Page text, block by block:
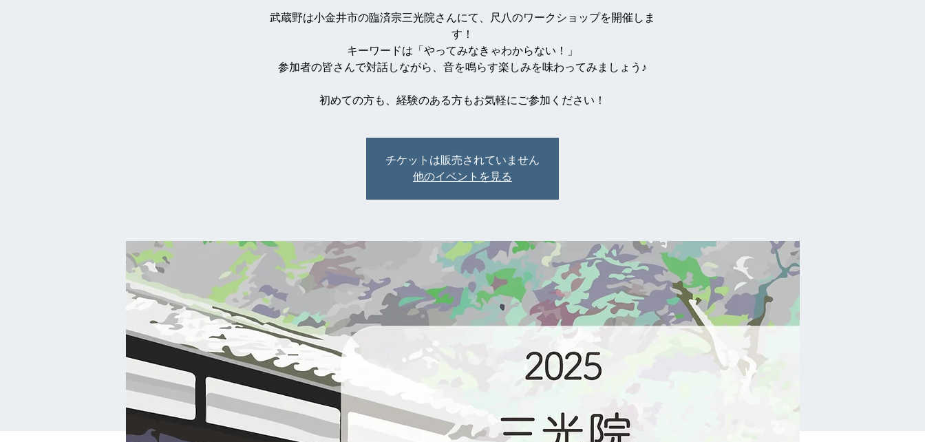
武蔵野は小金井市の臨済宗三光院さんにて、尺八のワークショップを開催しま
す！
キーワードは「やってみなきゃわからない！」
参加者の皆さんで対話しながら、音を鳴らす楽しみを味わってみましょう♪
初めての方も、経験のある方もお気軽にご参加ください！
チケットは販売されていません
他のイベントを見る